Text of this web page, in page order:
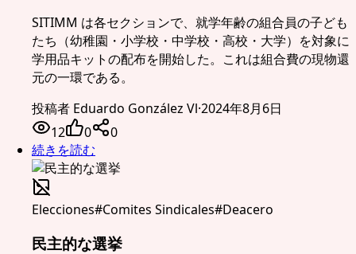
SITIMM は各セクションで、就学年齢の組合員の子ども
たち（幼稚園・小学校・中学校・高校・大学）を対象に
学用品キットの配布を開始した。これは組合費の現物還
元の一環である。
投稿者 Eduardo González Vl·2024年8月6日
12
0
0
続きを読む
Elecciones#Comites Sindicales#Deacero
民主的な選挙